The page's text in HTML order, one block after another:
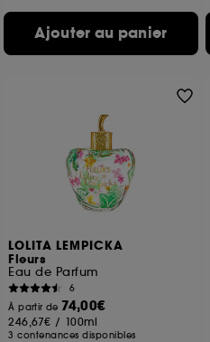
Ajouter au panier
LOLITA LEMPICKA
Fleurs
Eau de Parfum
6
À partir de 74,00€
246,67€ / 100ml
3 contenances disponibles